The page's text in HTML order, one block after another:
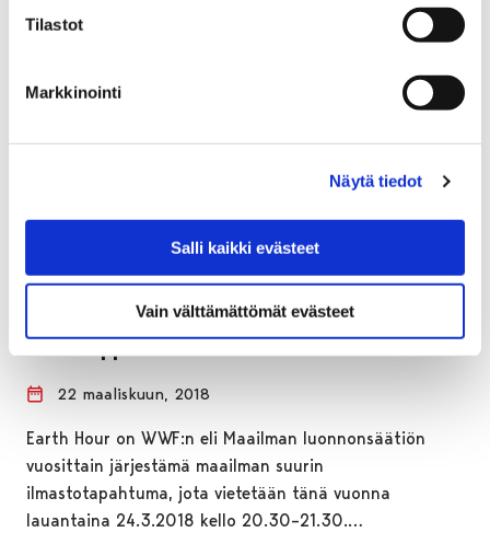
Tilastot
Markkinointi
Näytä tiedot
Salli kaikki evästeet
Vain välttämättömät evästeet
Earth Hour pimentää valoja Porissa
22 maaliskuun, 2018
Earth Hour on WWF:n eli Maailman luonnonsäätiön
vuosittain järjestämä maailman suurin
ilmastotapahtuma, jota vietetään tänä vuonna
lauantaina 24.3.2018 kello 20.30–21.30.…